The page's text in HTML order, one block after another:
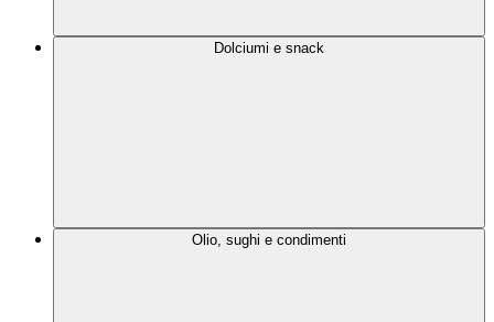
Dolciumi e snack
Olio, sughi e condimenti